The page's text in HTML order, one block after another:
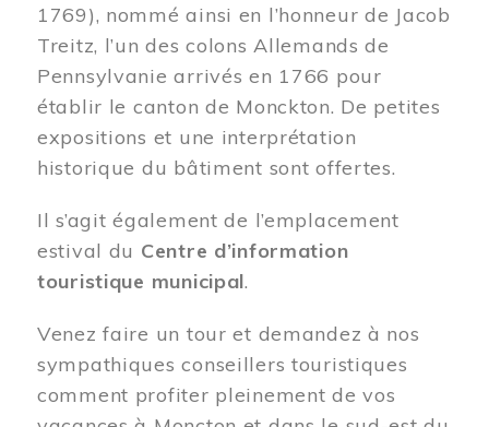
1769), nommé ainsi en l’honneur de Jacob
Treitz, l’un des colons Allemands de
Pennsylvanie arrivés en 1766 pour
établir le canton de Monckton. De petites
expositions et une interprétation
historique du bâtiment sont offertes.
Il s’agit également de l’emplacement
estival du Centre d’information
touristique municipal.
Venez faire un tour et demandez à nos
sympathiques conseillers touristiques
comment profiter pleinement de vos